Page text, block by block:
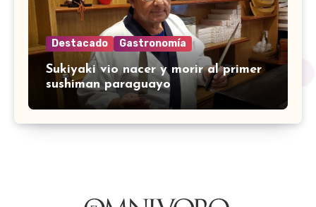
Destacado Gastronomía
Sukiyaki vio nacer y morir al primer
sushiman paraguayo